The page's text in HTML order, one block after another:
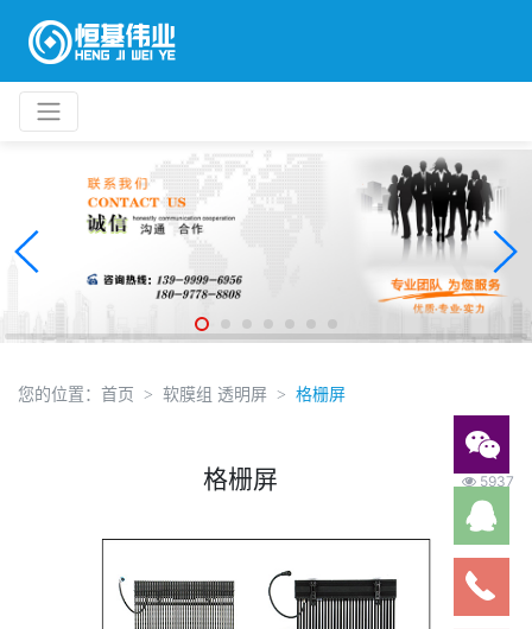
您的位置： 首页 软膜组 透明屏 格栅屏
格栅屏 5937